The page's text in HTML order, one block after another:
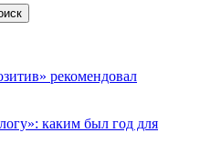
рекомендовал
каким был год для